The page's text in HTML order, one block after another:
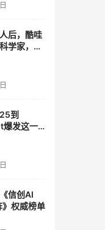
后，酷哇
学家，要
到
发这一
信创AI
》权威榜单